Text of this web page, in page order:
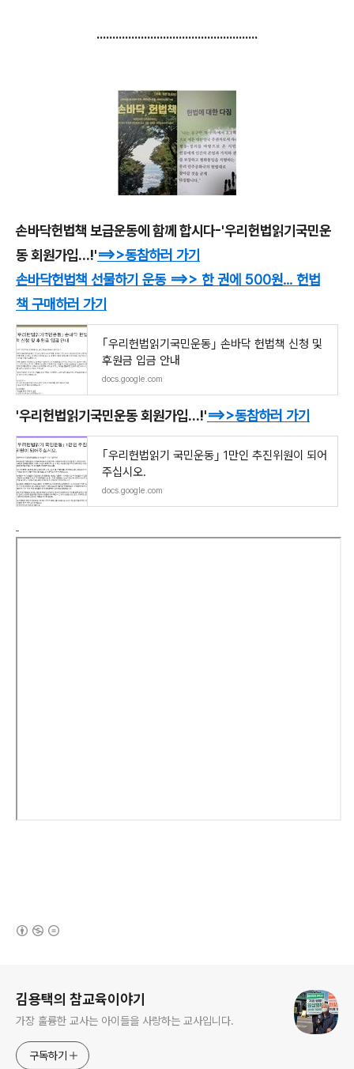
...................................................
손바닥헌법책 보급운동에 함께 합시다-'우리헌법읽기국민운
동 회원가입...!'==>>동참하러 가기
손바닥헌법책 선물하기 운동 ==>> 한 권에 500원... 헌법
책 구매하러 가기
｢우리헌법읽기국민운동｣ 손바닥 헌법책 신청 및
후원금 입금 안내
docs.google.com
'우리헌법읽기국민운동 회원가입...!'==>>동참하러 가기
｢우리헌법읽기 국민운동｣ 1만인 추진위원이 되어
주십시오.
docs.google.com
김용택의 참교육이야기
가장 훌륭한 교사는 아이들을 사랑하는 교사입니다.
구독하기